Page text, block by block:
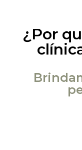
¿Por